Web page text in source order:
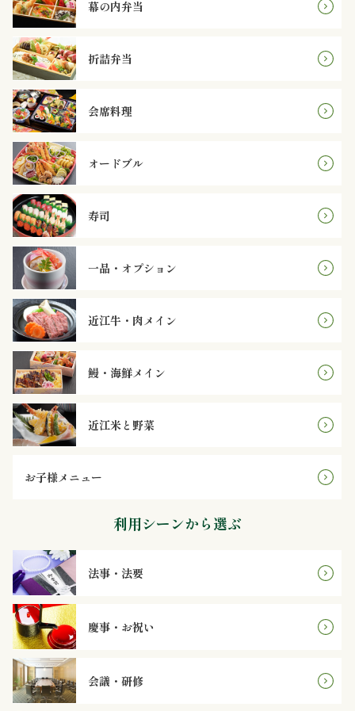
内
弁
当
折
詰
弁
当
会
席
料
理
オ
ー
ド
寿
司
一
品・
幕の内弁当
折詰弁当
会席料理
オードブル
寿司
一品・オプション
近江牛・肉メイン
鰻・海鮮メイン
近江米と野菜
お子様メニュー
利用シーンから選ぶ
法事・法要
慶事・お祝い
会議・研修